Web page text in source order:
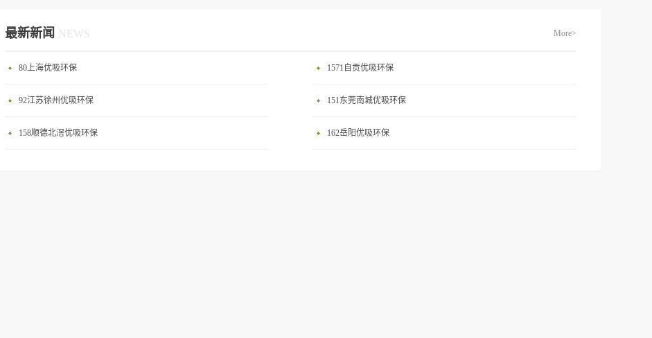
最新新闻 NEWS More>
80上海优吸环保 1571自贡优吸环保
92江苏徐州优吸环保 151东莞南城优吸环保
158顺德北滘优吸环保 162岳阳优吸环保